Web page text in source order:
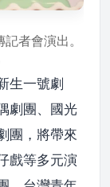
者會演出。
生一號劇
劇團、國光
團，將帶來
戲等多元演